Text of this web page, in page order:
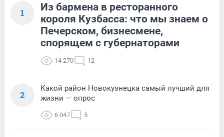
1
Из бармена в ресторанного
короля Кузбасса: что мы знаем о
Печерском, бизнесмене,
спорящем с губернаторами
14 270 12
2
Какой район Новокузнецка самый лучший для
жизни — опрос
6 047 5